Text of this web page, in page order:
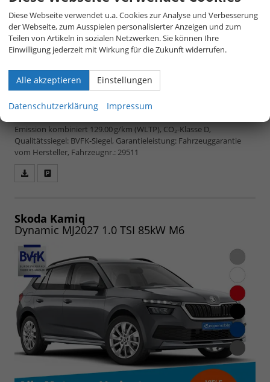
unverbindliche Lieferzeit:4 Monate
5-türig, 1.5 TSI 110kW, 110 kW (150 PS), 1.498 cm³,
Verbrennungsmotor (ICE), Benzin,
Emission kombiniert 129.00 g/km (WLTP), CO₂-Klasse D,
Qualitätssiegel: BVFK-Siegel, Garantieleistung: Fahrzeuggarantie
vom Hersteller, Fahrzeugnr.: 29511
speichern/drucken
Skoda Kamiq
Dynamic MJ2027 1.0 TSI 85kW M6
Diese Webseite verwendet u.a. Cookies zur Analyse und Verbesserung
der Webseite, zum Ausspielen personalisierter Anzeigen und zum
Teilen von Artikeln in sozialen Netzwerken. Sie können Ihre
Einwilligung jederzeit mit Wirkung für die Zukunft widerrufen.
Alle akzeptieren Einstellungen
Datenschutzerklärung Impressum